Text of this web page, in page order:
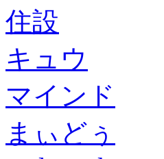
住設
キュウ
マインド
まぃどぅ